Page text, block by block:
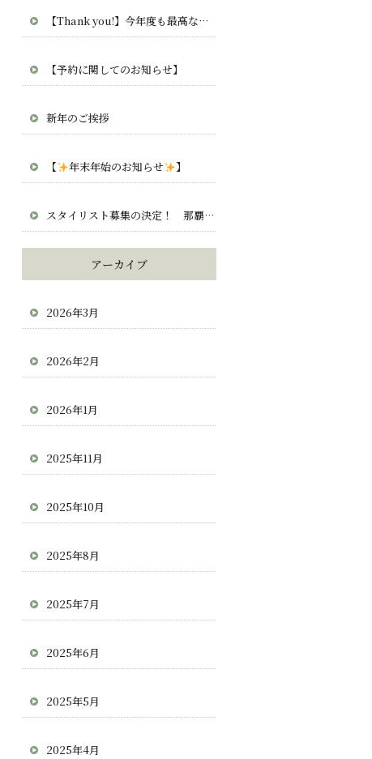
【Thank you!】今年度も最高な毎日をありがとう。CLAN・clana・CUCUから愛を込めて。
【予約に関してのお知らせ】
新年のご挨拶
【 年末年始のお知らせ 】
スタイリスト募集の決定！ 那覇 宜野湾 北谷 求人 正社員 業務委託
アーカイブ
2026年3月
2026年2月
2026年1月
2025年11月
2025年10月
2025年8月
2025年7月
2025年6月
2025年5月
2025年4月